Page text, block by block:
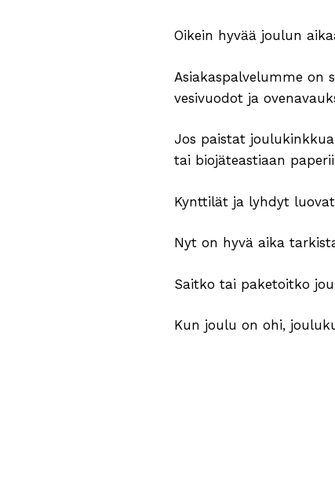
Oikein hyvää joulun
Asiakaspalvelumme on
vesivuodot ja
Jos paistat
tai biojäteastiaan
Kynttilät ja lyhdyt
Nyt on hyvä aika
Saitko tai paketoitko
Kun joulu on ohi,